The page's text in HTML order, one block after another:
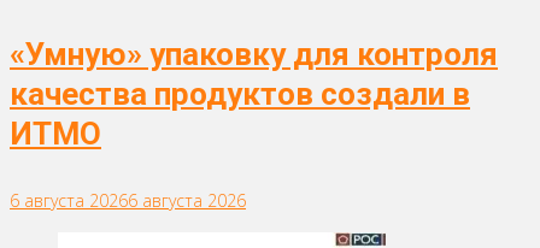
«Умную» упаковку для контроля
качества продуктов создали в
ИТМО
6 августа 20266 августа 2026